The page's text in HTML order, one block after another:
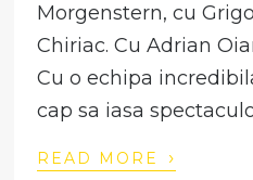
Morgenstern, cu
Chiriac. Cu Adrian
Cu o echipa
cap sa iasa
READ MORE ›